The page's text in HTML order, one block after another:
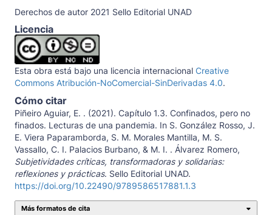
Derechos de autor 2021 Sello Editorial UNAD
Licencia
Esta obra está bajo una licencia internacional Creative
Commons Atribución-NoComercial-SinDerivadas 4.0.
Cómo citar
Piñeiro Aguiar, E. . (2021). Capítulo 1.3. Confinados, pero no
finados. Lecturas de una pandemia. In S. González Rosso, J.
E. Viera Paparamborda, S. M. Morales Mantilla, M. S.
Vassallo, C. I. Palacios Burbano, & M. I. . Álvarez Romero,
Subjetividades críticas, transformadoras y solidarias:
reflexiones y prácticas. Sello Editorial UNAD.
https://doi.org/10.22490/9789586517881.1.3
Más formatos de cita